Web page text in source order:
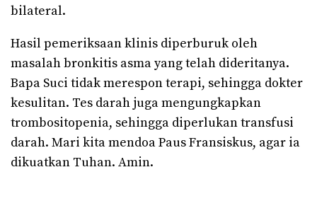
bilateral.
Hasil pemeriksaan klinis diperburuk oleh
masalah bronkitis asma yang telah dideritanya.
Bapa Suci tidak merespon terapi, sehingga dokter
kesulitan. Tes darah juga mengungkapkan
trombositopenia, sehingga diperlukan transfusi
darah. Mari kita mendoa Paus Fransiskus, agar ia
dikuatkan Tuhan. Amin.